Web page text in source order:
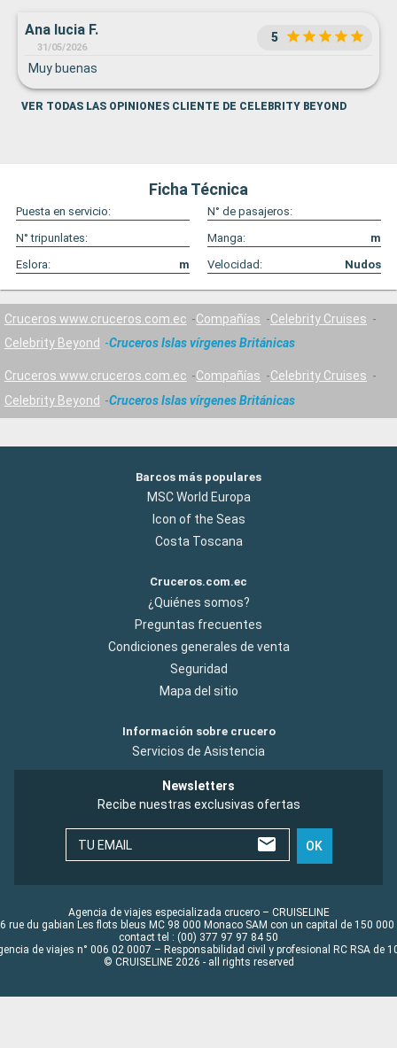
Ana lucia F.
31/05/2026
5
Muy buenas
VER TODAS LAS OPINIONES CLIENTE DE CELEBRITY BEYOND
Ficha Técnica
Puesta en servicio:
N° de pasajeros:
N° tripunlates:
Manga:
m
Eslora:
m Velocidad: Nudos
Cruceros www.cruceros.com.ec Compañías
Celebrity Cruises
Celebrity Beyond
Cruceros Islas vírgenes Británicas
Cruceros www.cruceros.com.ec Compañías
Celebrity Cruises
Celebrity Beyond
Cruceros Islas vírgenes Británicas
Barcos más populares
MSC World Europa
Icon of the Seas
Costa Toscana
Cruceros.com.ec
¿Quiénes somos?
Preguntas frecuentes
Condiciones generales de venta
Seguridad
Mapa del sitio
Información sobre crucero
Servicios de Asistencia
Newsletters
Recibe nuestras exclusivas ofertas
TU EMAIL OK
Agencia de viajes especializada crucero – CRUISELINE
rue du gabian Les flots bleus MC 98 000 Monaco SAM con un capital de 150 000
contact tel : (00) 377 97 97 84 50
de viajes n° 006 02 0007 – Responsabilidad civil y profesional RC RSA de
© CRUISELINE 2026 - all rights reserved